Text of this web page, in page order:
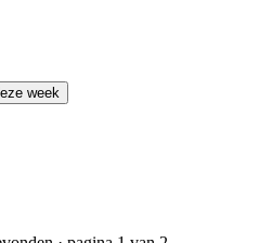
week